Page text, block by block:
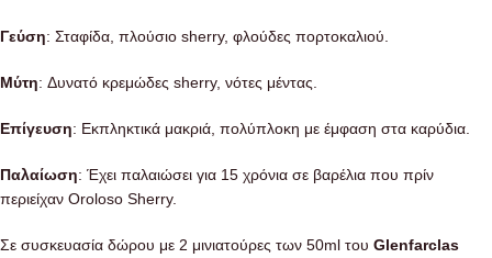
Γεύση: Σταφίδα, πλούσιο sherry, φλούδες πορτοκαλιού.
Μύτη: Δυνατό κρεμώδες sherry, νότες μέντας.
Επίγευση: Εκπληκτικά μακριά, πολύπλοκη με έμφαση στα καρύδια.
Παλαίωση: Έχει παλαιώσει για 15 χρόνια σε βαρέλια που πρίν
περιείχαν Oroloso Sherry.
Σε συσκευασία δώρου με 2 μινιατούρες των 50ml του Glenfarclas